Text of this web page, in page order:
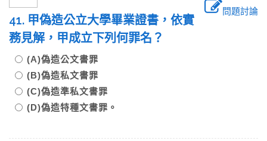
問題討論
41. 甲偽造公立大學畢業證書，依實
務見解，甲成立下列何罪名？
(A)偽造公文書罪
(B)偽造私文書罪
(C)偽造準私文書罪
(D)偽造特種文書罪。